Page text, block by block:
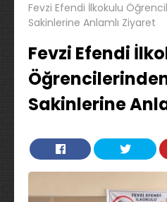
Fevzi Efendi İlkokulu
Sakinlerine Anlamlı Ziyaret
Fevzi Efendi
Sakinlerine